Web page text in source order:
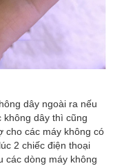
dây ngoài ra nếu
không dây thì cũng
cho các máy không có
2 chiếc điện thoại
các dòng máy không